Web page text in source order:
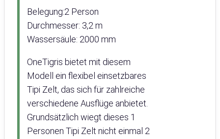
Belegung:2 Person
Durchmesser: 3,2 m
Wassersäule: 2000 mm
OneTigris bietet mit diesem
Modell ein flexibel einsetzbares
Tipi Zelt, das sich für zahlreiche
verschiedene Ausflüge anbietet.
Grundsätzlich wiegt dieses 1
Personen Tipi Zelt nicht einmal 2